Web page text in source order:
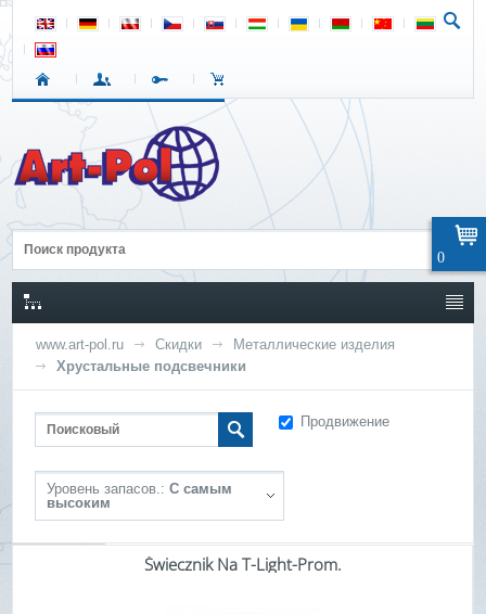
www.art-pol.ru Скидки
Металлические изделия
Хрустальные подсвечники
Продвижение
Уровень запасов.: С самым
высоким
Świecznik Na T-Light-Prom.
0